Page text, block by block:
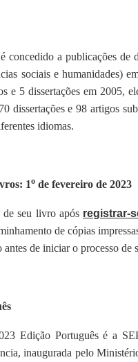
a publicações de
sociais e humanidades)
e 5 dissertações em 2005,
dissertações e 98 artigos
idiomas.
1o de fevereiro de 2023
de seu livro após registrar-
de cópias
de iniciar o processo de
Edição Português é a
inaugurada pelo